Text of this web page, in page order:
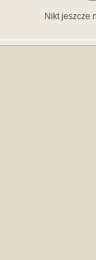
Nikt jeszcze